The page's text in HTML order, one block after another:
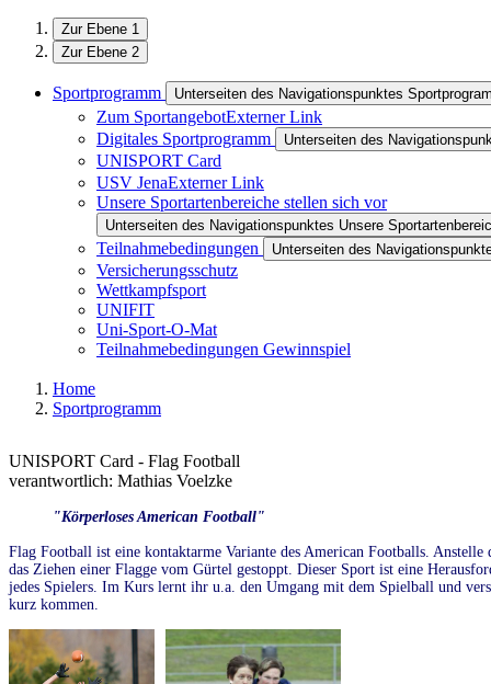
Zur Ebene 1
Zur Ebene 2
Sportprogramm Unterseiten des Navigationspunktes
Zum SportangebotExterner Link
Digitales Sportprogramm
Unterseiten des
UNISPORT Card
USV JenaExterner Link
Unsere Sportartenbereiche stellen sich vor
Unterseiten des Navigationspunktes Unsere
Teilnahmebedingungen Unterseiten des
Versicherungsschutz
Wettkampfsport
UNIFIT
Uni-Sport-O-Mat
Teilnahmebedingungen Gewinnspiel
Home
Sportprogramm
UNISPORT Card - Flag Football
verantwortlich: Mathias Voelzke
"Körperloses American Football"
Flag Football ist eine kontaktarme Variante des American Footballs.
das Ziehen einer Flagge vom Gürtel gestoppt. Dieser Sport ist eine
jedes Spielers. Im Kurs lernt ihr u.a. den Umgang mit dem Spielball und
kurz kommen.